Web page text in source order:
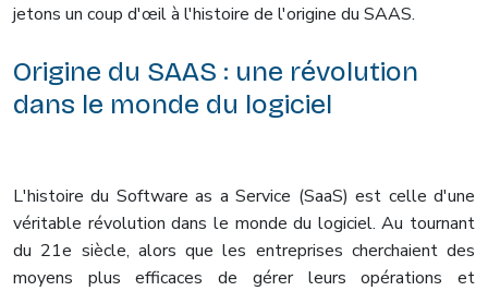
jetons un coup d'œil à l'histoire de l'origine du SAAS.
Origine du SAAS : une révolution
dans le monde du logiciel
L'histoire du Software as a Service (SaaS) est celle d'une
véritable révolution dans le monde du logiciel. Au tournant
du 21e siècle, alors que les entreprises cherchaient des
moyens plus efficaces de gérer leurs opérations et